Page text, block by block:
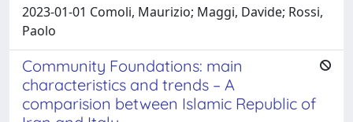
2023-01-01 Comoli, Maurizio; Maggi, Davide; Rossi,
Paolo
Community Foundations: main
characteristics and trends – A
comparision between Islamic Republic of